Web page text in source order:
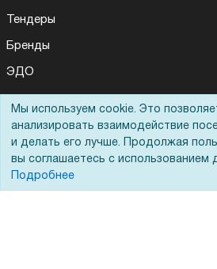
Тендеры
Бренды
ЭДО
Помощь
Вопрос-ответ
Реквизиты
Мы используем cookie. Это
анализировать взаимодействие
и делать его лучше. Продолжая
вы соглашаетесь с использованием
Подробнее